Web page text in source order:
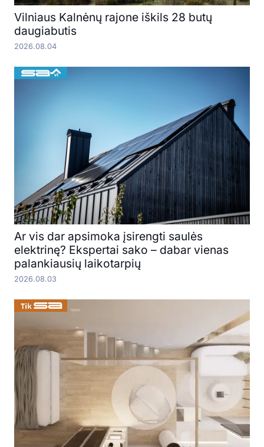
Vilniaus Kalnėnų rajone iškils 28 butų
daugiabutis
2026.08.04
Ar vis dar apsimoka įsirengti saulės
elektrinę? Ekspertai sako – dabar vienas
palankiausių laikotarpių
2026.08.03